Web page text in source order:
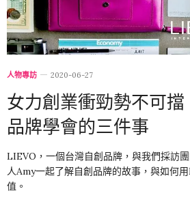
人物專訪 2020-06-27
女力創業衝勁勢不可擋
品牌學會的三件事
LIEVO，一個台灣自創品牌，與我們採訪
人Amy一起了解自創品牌的故事，與如何
值。